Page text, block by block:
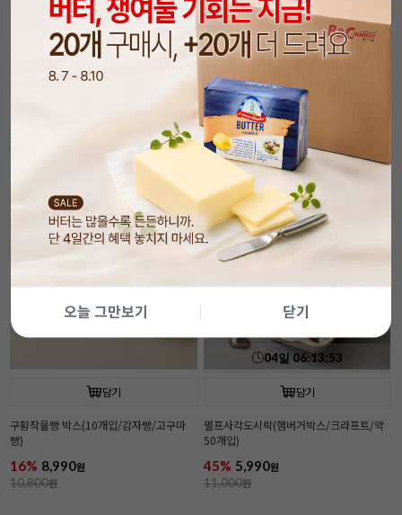
오늘 그만보기 닫기
04 일06:13 52
담기
30%
9,990
담기
[코지아트]구움과자박스 (4개입/베이지/
대)
21% 5,490
원
6,990원
담기
구황작물빵 박스(10개입/감자빵/고구마
빵)
16% 8,990원
10,800원
기간
할인
04일 06:13:52
담기
펄프사각도시락(햄버거박스/크라프트/약
50개입)
45% 5,990원
11,000원